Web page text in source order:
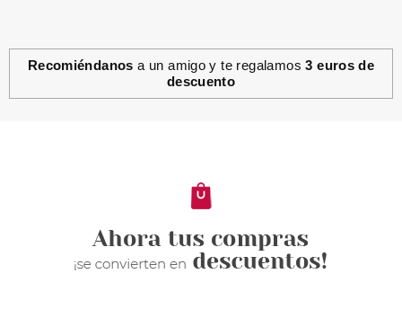
ESSENCE
2.95€
Recomiéndanos a un amigo y te regalamos3 euros de
descuento